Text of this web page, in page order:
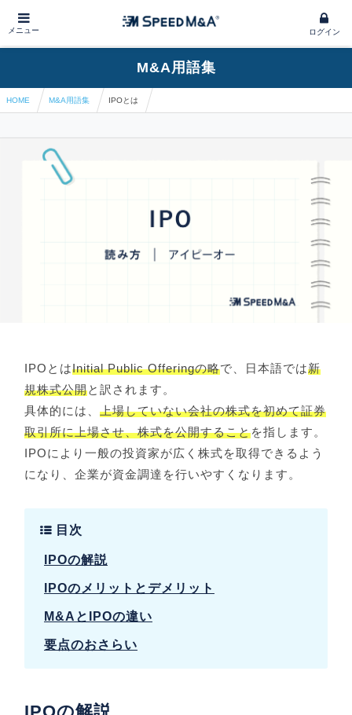
メニュー ログイン
M&A用語集
HOME M&A用語集 IPOとは
IPOとはInitial Public Offeringの略で、日本語では新
規株式公開と訳されます。
具体的には、上場していない会社の株式を初めて証券
取引所に上場させ、株式を公開することを指します。
IPOにより一般の投資家が広く株式を取得できるよう
になり、企業が資金調達を行いやすくなります。
目次
IPOの解説
IPOのメリットとデメリット
M&AとIPOの違い
要点のおさらい